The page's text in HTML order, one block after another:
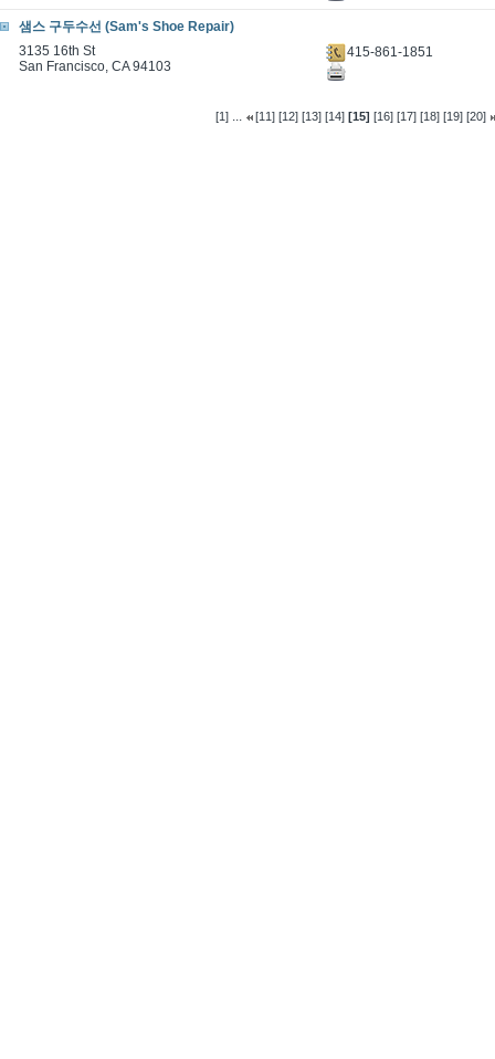
샘스 구두수선 (Sam's Shoe Repair)
3135 16th St
San Francisco, CA 94103
415-861-1851
[1] ... [11] [12] [13] [14] [15] [16] [17] [18] [19] [20]